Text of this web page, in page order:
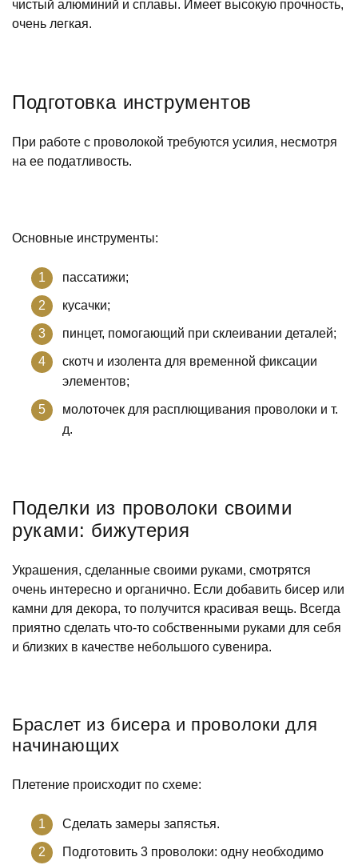
чистый алюминий и сплавы. Имеет высокую прочность,
очень легкая.
Подготовка инструментов
При работе с проволокой требуются усилия, несмотря
на ее податливость.
Основные инструменты:
пассатижи;
кусачки;
пинцет, помогающий при склеивании деталей;
скотч и изолента для временной фиксации
элементов;
молоточек для расплющивания проволоки и т.
д.
Поделки из проволоки своими
руками: бижутерия
Украшения, сделанные своими руками, смотрятся
очень интересно и органично. Если добавить бисер или
камни для декора, то получится красивая вещь. Всегда
приятно сделать что-то собственными руками для себя
и близких в качестве небольшого сувенира.
Браслет из бисера и проволоки для
начинающих
Плетение происходит по схеме:
Сделать замеры запястья.
Подготовить 3 проволоки: одну необходимо